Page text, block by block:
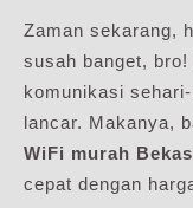
Zaman sekarang,
susah banget,
komunikasi
lancar. Makanya,
WiFi murah
cepat dengan